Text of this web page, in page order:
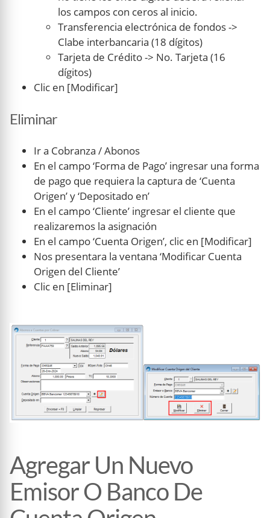
los campos con ceros al inicio.
Transferencia electrónica de fondos ->
Clabe interbancaria (18 dígitos)
Tarjeta de Crédito -> No. Tarjeta (16
dígitos)
Clic en [Modificar]
Eliminar
Ir a Cobranza / Abonos
En el campo ‘Forma de Pago’ ingresar una forma
de pago que requiera la captura de ‘Cuenta
Origen’ y ‘Depositado en’
En el campo ‘Cliente’ ingresar el cliente que
realizaremos la asignación
En el campo ‘Cuenta Origen’, clic en [Modificar]
Nos presentara la ventana ‘Modificar Cuenta
Origen del Cliente’
Clic en [Eliminar]
Agregar Un Nuevo
Emisor O Banco De